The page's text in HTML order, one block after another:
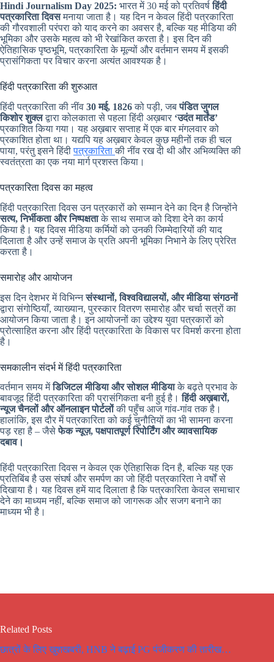
Hindi Journalism Day 2025: भारत में 30 मई को प्रतिवर्षहिंदी
पत्रकारिता दिवसमनाया जाता है। यह दिन न केवल हिंदी पत्रकारिता
की गौरवशाली परंपरा को याद करने का अवसर है, बल्कि यह मीडिया की
भूमिका और उसके महत्व को भी रेखांकित करता है। इस दिन की
ऐतिहासिक पृष्ठभूमि, पत्रकारिता के मूल्यों और वर्तमान समय में इसकी
प्रासंगिकता पर विचार करना अत्यंत आवश्यक है।
हिंदी पत्रकारिता की शुरुआत
हिंदी पत्रकारिता की नींव 30 मई, 1826को पड़ी, जबपंडित जुगल
किशोर शुक्लद्वारा कोलकाता से पहला हिंदी अख़बार ‘उदंत मार्तंड’
प्रकाशित किया गया। यह अख़बार सप्ताह में एक बार मंगलवार को
प्रकाशित होता था। यद्यपि यह अख़बार केवल कुछ महीनों तक ही चल
पाया, परंतु इसने हिंदीपत्रकारिताकी नींव रख दी थी और अभिव्यक्ति की
स्वतंत्रता का एक नया मार्ग प्रशस्त किया।
पत्रकारिता दिवस का महत्व
हिंदी पत्रकारिता दिवस उन पत्रकारों को सम्मान देने का दिन है जिन्होंने
सत्य, निर्भीकता और निष्पक्षताके साथ समाज को दिशा देने का कार्य
किया है। यह दिवस मीडिया कर्मियों को उनकी जिम्मेदारियों की याद
दिलाता है और उन्हें समाज के प्रति अपनी भूमिका निभाने के लिए प्रेरित
करता है।
समारोह और आयोजन
इस दिन देशभर में विभिन्नसंस्थानों, विश्वविद्यालयों, और मीडिया संगठनों
द्वारा संगोष्ठियाँ, व्याख्यान, पुरस्कार वितरण समारोह और चर्चा सत्रों का
आयोजन किया जाता है। इन आयोजनों का उद्देश्य युवा पत्रकारों को
प्रोत्साहित करना और हिंदी पत्रकारिता के विकास पर विमर्श करना होता
है।
समकालीन संदर्भ में हिंदी पत्रकारिता
वर्तमान समय मेंडिजिटल मीडिया और सोशल मीडियाके बढ़ते प्रभाव के
बावजूद हिंदी पत्रकारिता की प्रासंगिकता बनी हुई है।हिंदी अख़बारों,
न्यूज चैनलों और ऑनलाइन पोर्टलोंकी पहुँच आज गांव-गांव तक है।
हालांकि, इस दौर में पत्रकारिता को कई चुनौतियों का भी सामना करना
पड़ रहा है – जैसेफेक न्यूज़, पक्षपातपूर्ण रिपोर्टिंग और व्यावसायिक
दबाव।
हिंदी पत्रकारिता दिवस न केवल एक ऐतिहासिक दिन है, बल्कि यह एक
प्रतिबिंब है उस संघर्ष और समर्पण का जो हिंदी पत्रकारिता ने वर्षों से
दिखाया है। यह दिवस हमें याद दिलाता है कि पत्रकारिता केवल समाचार
देने का माध्यम नहीं, बल्कि समाज को जागरूक और सजग बनाने का
माध्यम भी है।
Related Posts
छात्रों के लिए खुशखबरी, HNB ने बढ़ाई PG पंजीकरण की तारीख…